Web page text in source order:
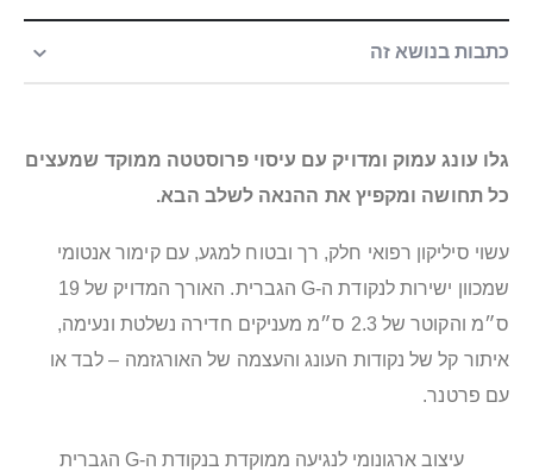
כתבות בנושא זה
גלו עונג עמוק ומדויק עם עיסוי פרוסטטה ממוקד שמעצים
כל תחושה ומקפיץ את ההנאה לשלב הבא.
עשוי סיליקון רפואי חלק, רך ובטוח למגע, עם קימור אנטומי
שמכוון ישירות לנקודת ה‑G הגברית. האורך המדויק של 19
ס״מ והקוטר של 2.3 ס״מ מעניקים חדירה נשלטת ונעימה,
איתור קל של נקודות העונג והעצמה של האורגזמה – לבד או
עם פרטנר.
עיצוב ארגונומי לנגיעה ממוקדת בנקודת ה‑G הגברית